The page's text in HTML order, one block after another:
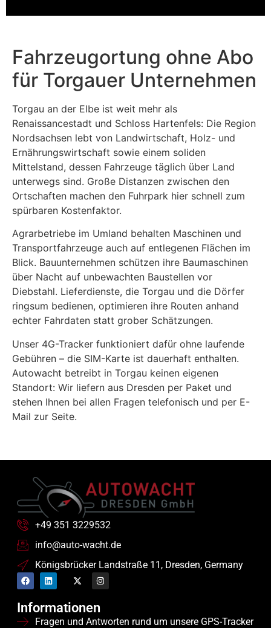
Fahrzeugortung ohne Abo
für Torgauer Unternehmen
Torgau an der Elbe ist weit mehr als
Renaissancestadt und Schloss Hartenfels: Die Region
Nordsachsen lebt von Landwirtschaft, Holz- und
Ernährungswirtschaft sowie einem soliden
Mittelstand, dessen Fahrzeuge täglich über Land
unterwegs sind. Große Distanzen zwischen den
Ortschaften machen den Fuhrpark hier schnell zum
spürbaren Kostenfaktor.
Agrarbetriebe im Umland behalten Maschinen und
Transportfahrzeuge auch auf entlegenen Flächen im
Blick. Bauunternehmen schützen ihre Baumaschinen
über Nacht auf unbewachten Baustellen vor
Diebstahl. Lieferdienste, die Torgau und die Dörfer
ringsum bedienen, optimieren ihre Routen anhand
echter Fahrdaten statt grober Schätzungen.
Unser 4G-Tracker funktioniert dafür ohne laufende
Gebühren – die SIM-Karte ist dauerhaft enthalten.
Autowacht betreibt in Torgau keinen eigenen
Standort: Wir liefern aus Dresden per Paket und
stehen Ihnen bei allen Fragen telefonisch und per E-
Mail zur Seite.
+49 351 3229532
info@auto-wacht.de
Königsbrücker Landstraße 11, Dresden, Germany
Informationen
Fragen und Antworten rund um unsere GPS-Tracker